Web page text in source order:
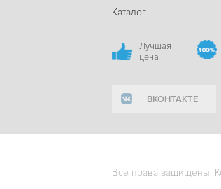
Каталог
Лучшая
цена
ВКОНТАКТЕ
Все права защищены.